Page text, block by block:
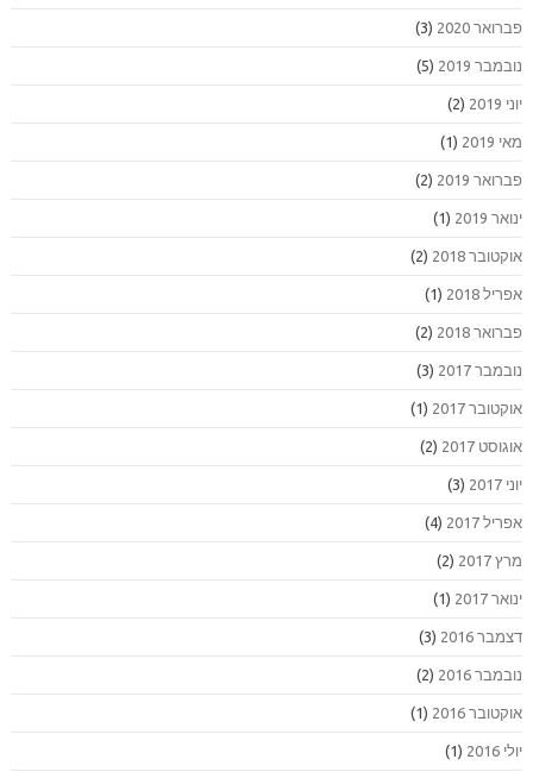
פברואר 2020 (3)
נובמבר 2019 (5)
יוני 2019 (2)
מאי 2019 (1)
פברואר 2019 (2)
ינואר 2019 (1)
אוקטובר 2018 (2)
אפריל 2018 (1)
פברואר 2018 (2)
נובמבר 2017 (3)
אוקטובר 2017 (1)
אוגוסט 2017 (2)
יוני 2017 (3)
אפריל 2017 (4)
מרץ 2017 (2)
ינואר 2017 (1)
דצמבר 2016 (3)
נובמבר 2016 (2)
אוקטובר 2016 (1)
יולי 2016 (1)